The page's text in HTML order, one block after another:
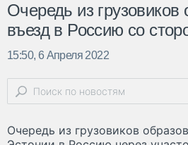
Очередь из грузовиков
въезд в Россию со
15:50, 6 Апреля 2022
Очередь из грузовиков